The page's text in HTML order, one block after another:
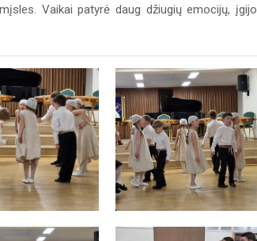
Vaikai patyrė daug džiugių emocijų, įgijo